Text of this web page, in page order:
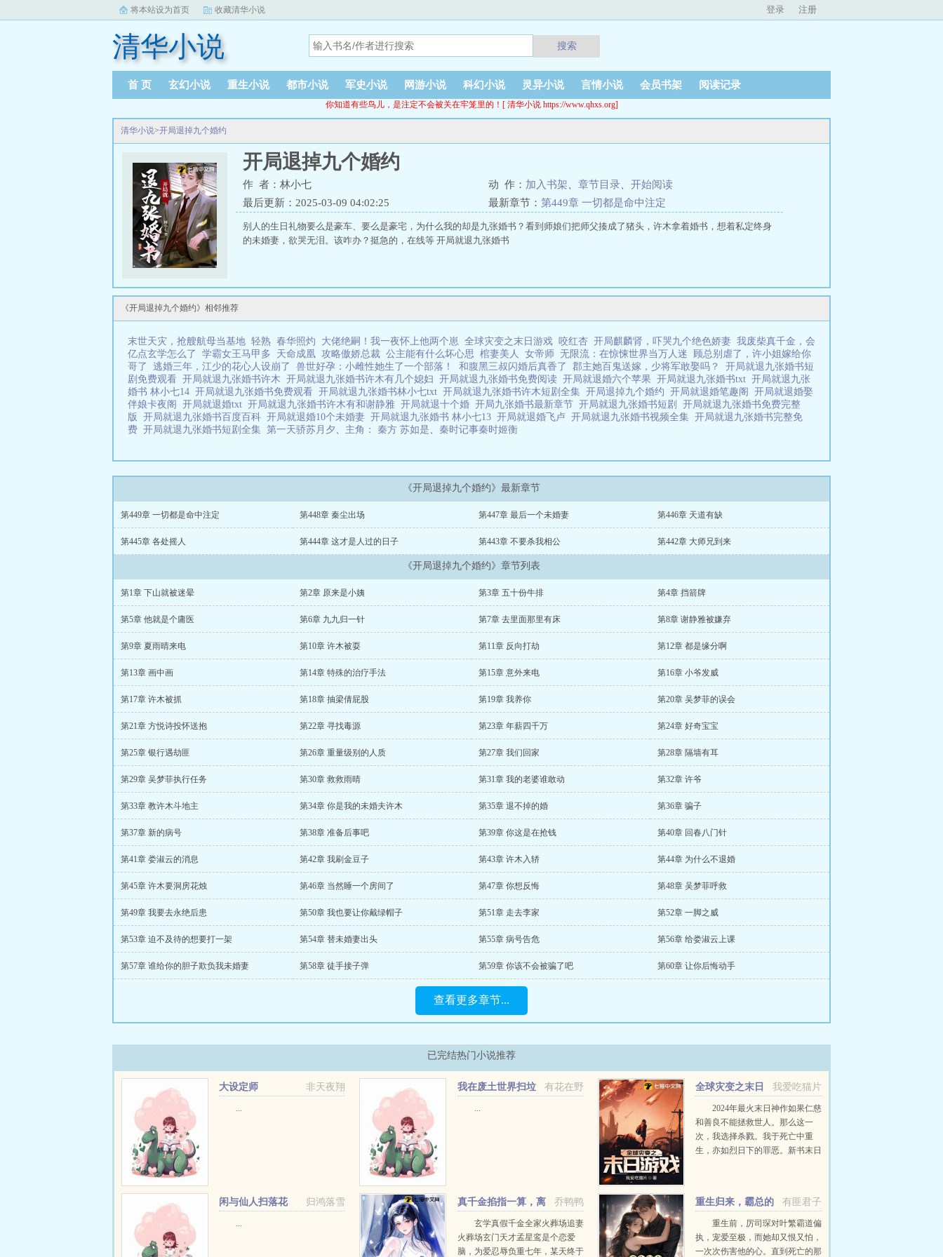
将本站设为首页 收藏清华小说 登录 注册
清华小说 搜索
首 页 玄幻小说 重生小说 都市小说 军史小说 网游小说 科幻小说 灵异小说 言情小说 会员书架 阅读记录
你知道有些鸟儿，是注定不会被关在牢笼里的！[ 清华小说 https://www.qhxs.org]
清华小说>开局退掉九个婚约
开局退掉九个婚约
作 者：林小七 动 作： 加入书架 章节目录
开始阅读
最后更新：2025-03-09 04:02:25
最新章节： 第449章 一切都是命中注定
别人的生日礼物要么是豪车、要么是豪宅，为什么我的却是九张婚书？看到师娘们把师父揍成了猪头，许木拿着婚书，想着私定终身
的未婚妻，欲哭无泪。该咋办？挺急的，在线等 开局就退九张婚书
《开局退掉九个婚约》相邻推荐
末世天灾，抢艘航母当基地 轻熟 春华照灼 大佬绝嗣！我一夜怀上他两个崽 全球灾变之末日游戏 咬红杏 开局麒麟肾，吓哭九个绝色娇妻 我废柴真千金，会
亿点玄学怎么了
学霸女王马甲多 天命成凰 攻略傲娇总裁 公主能有什么坏心思 棺妻美人 女帝师 无限流：在惊悚世界当万人迷
顾总别虐了，许小姐嫁给你
哥了
逃婚三年，江少的花心人设崩了 兽世好孕：小雌性她生了一个部落！ 和腹黑三叔闪婚后真香了 郡主她百鬼送嫁，少将军敢娶吗？
开局就退九张婚书短
剧免费观看 开局就退九张婚书许木 开局就退九张婚书许木有几个媳妇 开局就退九张婚书免费阅读 开局就退婚六个苹果 开局就退九张婚书txt 开局就退九张
婚书 林小七14 开局就退九张婚书免费观看 开局就退九张婚书林小七txt 开局就退九张婚书许木短剧全集 开局退掉九个婚约 开局就退婚笔趣阁 开局就退婚娶
伴娘卡夜阁 开局就退婚txt 开局就退九张婚书许木有和谢静雅 开局就退十个婚 开局九张婚书最新章节 开局就退九张婚书短剧 开局就退九张婚书免费完整
版 开局就退九张婚书百度百科 开局就退婚10个未婚妻 开局就退九张婚书 林小七13 开局就退婚飞卢 开局就退九张婚书视频全集 开局就退九张婚书完整免
费 开局就退九张婚书短剧全集 第一天骄苏月夕、 主角： 秦方 苏如是、 秦时记事秦时姬衡
《开局退掉九个婚约》最新章节
第449章 一切都是命中注定 第448章 秦尘出场 第447章 最后一个未婚妻 第446章 天道有缺
第445章 各处摇人 第444章 这才是人过的日子 第443章 不要杀我相公 第442章 大师兄到来
《开局退掉九个婚约》章节列表
第1章 下山就被迷晕 第2章 原来是小姨 第3章 五十份牛排 第4章 挡箭牌
第5章 他就是个庸医 第6章 九九归一针 第7章 去里面那里有床 第8章 谢静雅被嫌弃
第9章 夏雨晴来电 第10章 许木被耍 第11章 反向打劫 第12章 都是缘分啊
第13章 画中画 第14章 特殊的治疗手法 第15章 意外来电 第16章 小爷发威
第17章 许木被抓 第18章 抽梁倩屁股 第19章 我养你 第20章 吴梦菲的误会
第21章 方悦诗投怀送抱 第22章 寻找毒源 第23章 年薪四千万 第24章 好奇宝宝
第25章 银行遇劫匪 第26章 重量级别的人质 第27章 我们回家 第28章 隔墙有耳
第29章 吴梦菲执行任务 第30章 救救雨晴 第31章 我的老婆谁敢动 第32章 许爷
第33章 教许木斗地主 第34章 你是我的未婚夫许木 第35章 退不掉的婚 第36章 骗子
第37章 新的病号 第38章 准备后事吧 第39章 你这是在抢钱 第40章 回春八门针
第41章 娄淑云的消息 第42章 我刷金豆子 第43章 许木入轿 第44章 为什么不退婚
第45章 许木要洞房花烛 第46章 当然睡一个房间了 第47章 你想反悔 第48章 吴梦菲呼救
第49章 我要去永绝后患 第50章 我也要让你戴绿帽子 第51章 走去李家 第52章 一脚之威
第53章 迫不及待的想要打一架 第54章 替未婚妻出头 第55章 病号告危 第56章 给娄淑云上课
第57章 谁给你的胆子欺负我未婚妻 第58章 徒手接子弹 第59章 你该不会被骗了吧 第60章 让你后悔动手
查看更多章节...
已完结热门小说推荐
非天夜翔
大设定师
...
有花在野
我在废土世界扫垃
...
我爱吃猫片
全球灾变之末日
游戏2024年最火末日神作如果仁慈
和善良不能拯救世人。那么这一
次，我选择杀戮。我于死亡中重
生，亦如烈日下的罪恶。新书末日
归鸿落雪
闲与仙人扫落花
...
乔鸭鸭
真千金掐指一算，离
婚后她要暴富
玄学真假千金全家火葬场追妻
火葬场玄门天才孟星鸾是个恋爱
脑，为爱忍辱负重七年，某天终于
有匪君子
重生归来，霸总的
白月光杀疯了
重生前，厉司琛对叶繁霸道偏
执，宠爱至极，而她却又恨又怕，
一次次伤害他的心。直到死亡的那